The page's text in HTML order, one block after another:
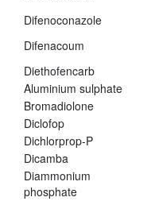
Difenoconazole
Difenacoum
Diethofencarb
Aluminium sulphate
Bromadiolone
Diclofop
Dichlorprop-P
Dicamba
Diammonium
phosphate